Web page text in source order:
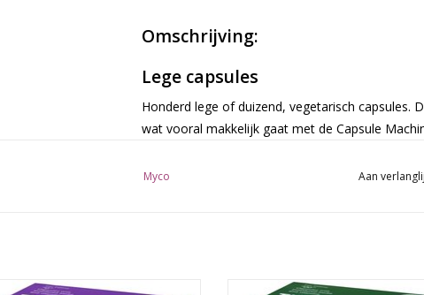
Omschrijving:
Lege capsules
Honderd lege of duizend, vegetarisch capsules.
wat vooral makkelijk gaat met de Capsule
Specificatie
Myco Aan
Met dit kleine maar uiterst effectieve
Met dit kleine maar uiterst